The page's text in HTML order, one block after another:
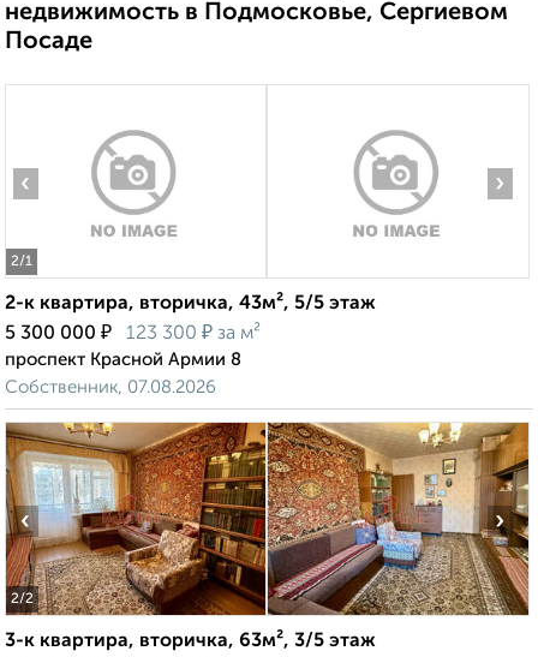
недвижимость в Подмосковье, Сергиевом
Посаде
2/1
‹ ›
2-к квартира, вторичка, 43м², 5/5 этаж
5 300 000 ₽ 123 300 ₽ за м²
проспект Красной Армии 8
Собственник, 07.08.2026
2/2
‹ ›
3-к квартира, вторичка, 63м², 3/5 этаж